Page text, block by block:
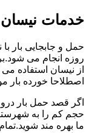
خدمات
حمل و جابجایی بار
از نیسان استفاده
اصطلاحا خورده بار
اگر قصد حمل بار
حجم کم را به
ما بهره مند